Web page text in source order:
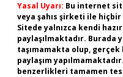
Yasal Uyarı: Bu internet
veya şahıs şirketi ile
Sitede yalnızca kendi
paylaşılmaktadır.
taşımamakta olup,
paylaşım
benzerlikleri tamamen